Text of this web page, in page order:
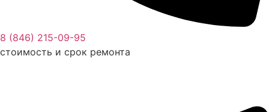
8 (846) 215-09-95
стоимость и срок ремонта